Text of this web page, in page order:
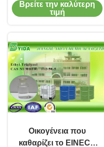
τα επιστρώματα,
Βρείτε την καλύτερη
τιμή
Οικογένεια που
καθαρίζει το EINECS